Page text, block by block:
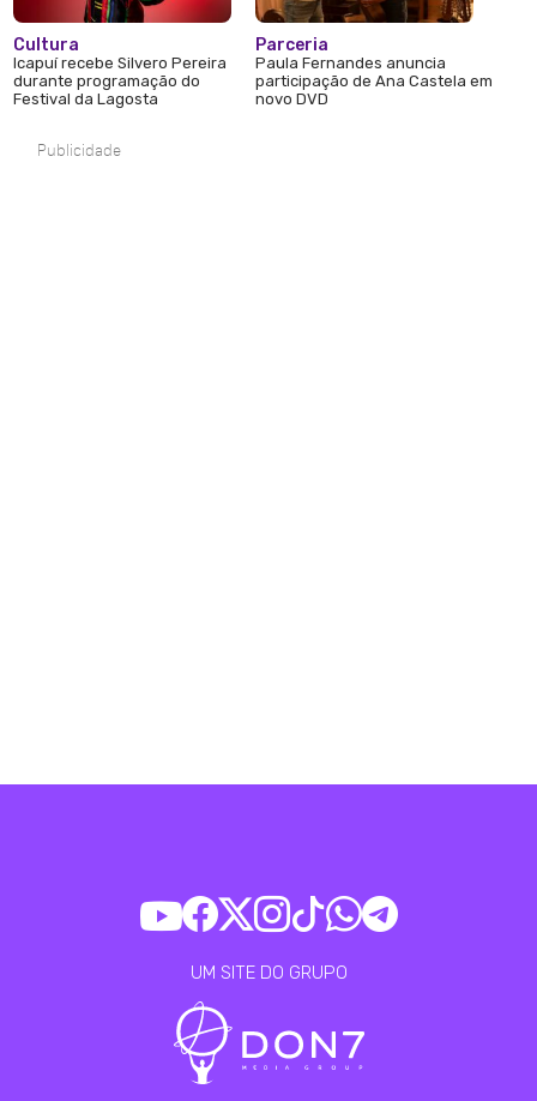
Cultura
Icapuí recebe Silvero Pereira
durante programação do
Festival da Lagosta
Parceria
Paula Fernandes anuncia
participação de Ana Castela em
novo DVD
Publicidade
UM SITE DO GRUPO